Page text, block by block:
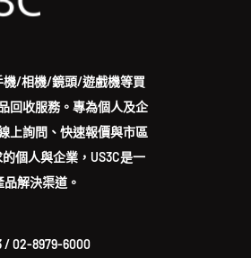
機/相機/鏡頭/遊戲機等買
回收服務。專為個人及企
上詢問、快速報價與市區
個人與企業，US3C是一
解決渠道。
/02-8979-6000